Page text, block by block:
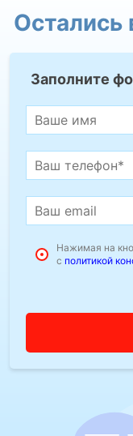
Остались
Заполните
Нажимая на
с политикой